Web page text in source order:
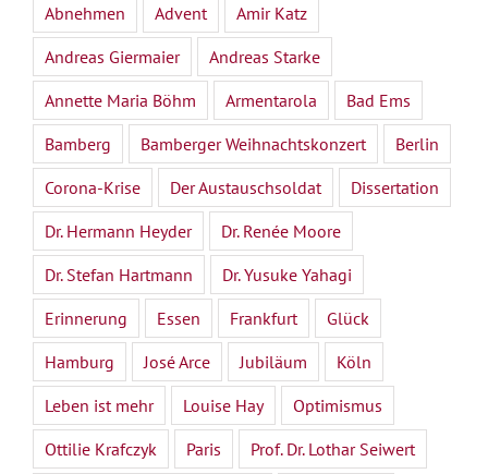
Abnehmen Advent
Amir Katz
Andreas Giermaier
Andreas Starke
Annette Maria Böhm
Armentarola
Bad Ems
Bamberg
Bamberger Weihnachtskonzert
Berlin
Corona-Krise
Der Austauschsoldat
Dissertation
Dr. Hermann Heyder
Dr. Renée Moore
Dr. Stefan Hartmann
Dr. Yusuke Yahagi
Erinnerung
Essen Frankfurt
Glück
Hamburg
José Arce Jubiläum
Köln
Leben ist mehr
Louise Hay
Optimismus
Ottilie Krafczyk
Paris
Prof. Dr. Lothar Seiwert